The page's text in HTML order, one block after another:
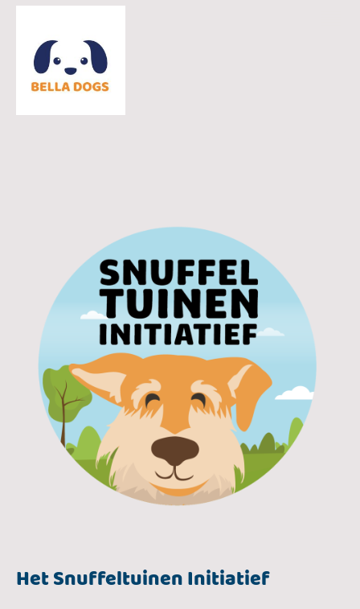
Het Snuffeltuinen Initiatief